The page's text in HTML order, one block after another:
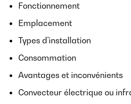
Fonctionnement
Emplacement
Types d'installation
Consommation
Avantages et inconvénients
Convecteur électrique ou